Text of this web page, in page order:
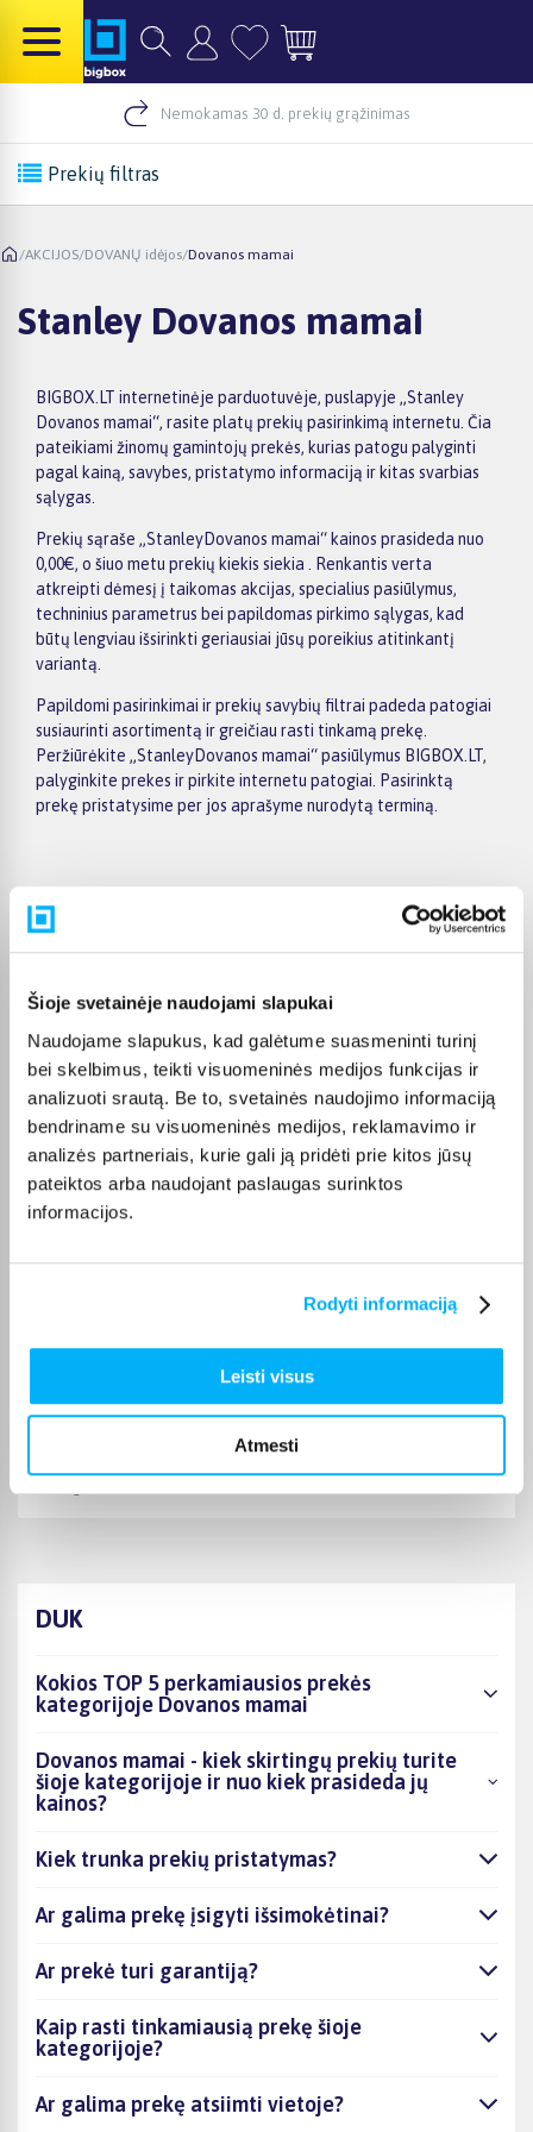
Šioje svetainėje naudojami slapukai
Naudojame slapukus, kad galėtume suasmeninti turinį
bei skelbimus, teikti visuomeninės medijos funkcijas ir
analizuoti srautą. Be to, svetainės naudojimo informaciją
bendriname su visuomeninės medijos, reklamavimo ir
analizės partneriais, kurie gali ją pridėti prie kitos jūsų
pateiktos arba naudojant paslaugas surinktos
informacijos.
Rodyti informaciją
Leisti visus
Atmesti
Nemokamas 30 d. prekių grąžinimas
Prekių filtras
/AKCIJOS/DOVANŲ idėjos/Dovanos mamai
Stanley Dovanos mamai
BIGBOX.LT internetinėje parduotuvėje, puslapyje „Stanley
Dovanos mamai“, rasite platų prekių pasirinkimą internetu. Čia
pateikiami žinomų gamintojų prekės, kurias patogu palyginti
pagal kainą, savybes, pristatymo informaciją ir kitas svarbias
sąlygas.
Prekių sąraše „StanleyDovanos mamai“ kainos prasideda nuo
0,00€, o šiuo metu prekių kiekis siekia . Renkantis verta
atkreipti dėmesį į taikomas akcijas, specialius pasiūlymus,
techninius parametrus bei papildomas pirkimo sąlygas, kad
būtų lengviau išsirinkti geriausiai jūsų poreikius atitinkantį
variantą.
Papildomi pasirinkimai ir prekių savybių filtrai padeda patogiai
susiaurinti asortimentą ir greičiau rasti tinkamą prekę.
Peržiūrėkite „StanleyDovanos mamai“ pasiūlymus BIGBOX.LT,
palyginkite prekes ir pirkite internetu patogiai. Pasirinktą
prekę pristatysime per jos aprašyme nurodytą terminą.
Pirkėjų atsiliepimai apie prekes
Violeta Z.
Patvirtintas pirkėjas
Mano patys mėgstamiausi kvepalai. Perku juos daug metų. Ačiū
Dmitrijus A.
Patvirtintas pirkėjas
Never knew that I had so much dust in the carpet. Enough battery to
vacuum house ...
DUK
Kokios TOP 5 perkamiausios prekės
kategorijoje Dovanos mamai
Dovanos mamai - kiek skirtingų prekių turite
šioje kategorijoje ir nuo kiek prasideda jų
kainos?
Kiek trunka prekių pristatymas?
Ar galima prekę įsigyti išsimokėtinai?
Ar prekė turi garantiją?
Kaip rasti tinkamiausią prekę šioje
kategorijoje?
Ar galima prekę atsiimti vietoje?